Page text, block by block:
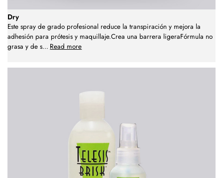
Dry
Este spray de grado profesional reduce la transpiración y mejora la
adhesión para prótesis y maquillaje.Crea una barrera ligeraFórmula no
grasa y de s... Read more